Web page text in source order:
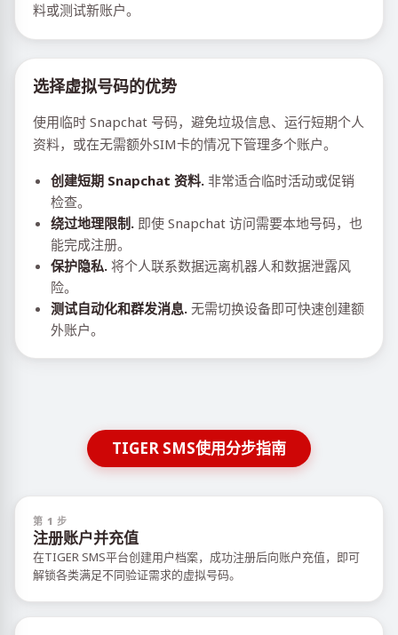
料或测试新账户。
选择虚拟号码的优势
使用临时 Snapchat 号码，避免垃圾信息、运行短期个人
资料，或在无需额外SIM卡的情况下管理多个账户。
创建短期 Snapchat 资料. 非常适合临时活动或促销
检查。
绕过地理限制. 即使 Snapchat 访问需要本地号码，也
能完成注册。
保护隐私. 将个人联系数据远离机器人和数据泄露风
险。
测试自动化和群发消息. 无需切换设备即可快速创建额
外账户。
TIGER SMS使用分步指南
第 1 步
注册账户并充值
在TIGER SMS平台创建用户档案，成功注册后向账户充值，即可
解锁各类满足不同验证需求的虚拟号码。